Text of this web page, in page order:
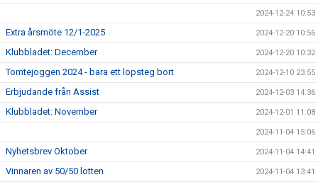
2024-12-24 10:53
Extra årsmöte 12/1-2025 2024-12-20 10:56
Klubbladet: December 2024-12-20 10:32
Tomtejoggen 2024 - bara ett löpsteg bort 2024-12-10 23:55
Erbjudande från Assist 2024-12-03 14:36
Klubbladet: November 2024-12-01 11:08
2024-11-04 15:06
Nyhetsbrev Oktober 2024-11-04 14:41
Vinnaren av 50/50 lotten 2024-11-04 13:41